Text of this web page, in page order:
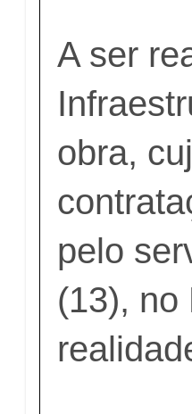
A ser
obra,
pelo
(13), no